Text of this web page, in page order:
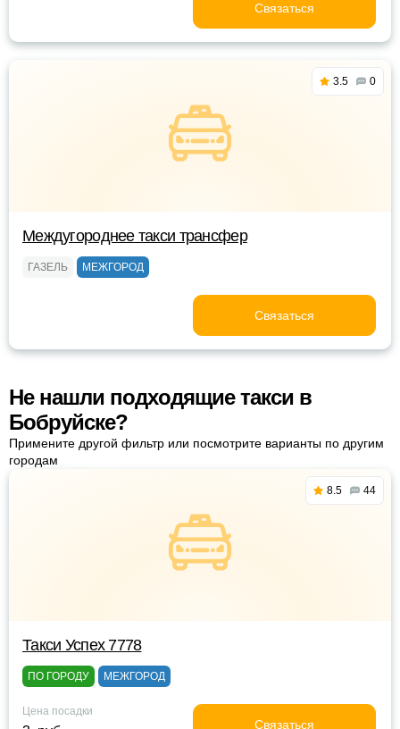
Связаться
3.5 0
Междугороднее такси трансфер
ГАЗЕЛЬ МЕЖГОРОД
Связаться
Не нашли подходящие такси в
Бобруйске?
Примените другой фильтр или посмотрите варианты по другим
городам
8.5 44
Такси Успех 7778
ПО ГОРОДУ МЕЖГОРОД
Цена посадки
Связаться